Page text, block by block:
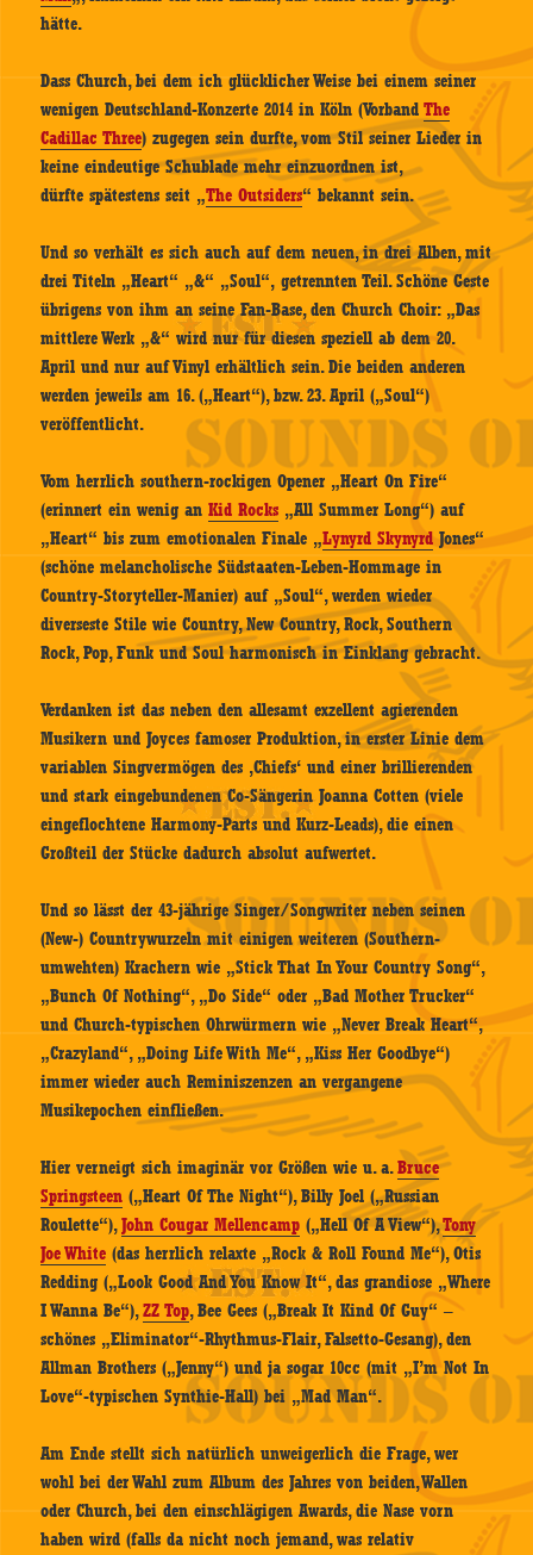
hätte.
Dass Church, bei dem ich glücklicher Weise bei einem seiner
wenigen Deutschland-Konzerte 2014 in Köln (VorbandThe
Cadillac Three) zugegen sein durfte, vom Stil seiner Lieder in
keine eindeutige Schublade mehr einzuordnen ist,
dürfte spätestens seit „The Outsiders“ bekannt sein.
Und so verhält es sich auch auf dem neuen, in drei Alben, mit
drei Titeln „Heart“ „&“ „Soul“, getrennten Teil. Schöne Geste
übrigens von ihm an seine Fan-Base, den Church Choir: „Das
mittlere Werk „&“ wird nur für diesen speziell ab dem 20.
April und nur auf Vinyl erhältlich sein. Die beiden anderen
werden jeweils am 16. („Heart“), bzw. 23. April („Soul“)
veröffentlicht.
Vom herrlich southern-rockigen Opener „Heart On Fire“
(erinnert ein wenig anKid Rocks „All Summer Long“) auf
„Heart“ bis zum emotionalen Finale „Lynyrd Skynyrd Jones“
(schöne melancholische Südstaaten-Leben-Hommage in
Country-Storyteller-Manier) auf „Soul“, werden wieder
diverseste Stile wie Country, New Country, Rock, Southern
Rock, Pop, Funk und Soul harmonisch in Einklang gebracht.
Verdanken ist das neben den allesamt exzellent agierenden
Musikern und Joyces famoser Produktion, in erster Linie dem
variablen Singvermögen des ‚Chiefs‘ und einer brillierenden
und stark eingebundenen Co-Sängerin Joanna Cotten (viele
eingeflochtene Harmony-Parts und Kurz-Leads), die einen
Großteil der Stücke dadurch absolut aufwertet.
Und so lässt der 43-jährige Singer/Songwriter neben seinen
(New-) Countrywurzeln mit einigen weiteren (Southern-
umwehten) Krachern wie „Stick That In Your Country Song“,
„Bunch Of Nothing“, „Do Side“ oder „Bad Mother Trucker“
und Church-typischen Ohrwürmern wie „Never Break Heart“,
„Crazyland“, „Doing Life With Me“, „Kiss Her Goodbye“)
immer wieder auch Reminiszenzen an vergangene
Musikepochen einfließen.
Hier verneigt sich imaginär vor Größen wie u. a.Bruce
Springsteen („Heart Of The Night“), Billy Joel („Russian
Roulette“),John Cougar Mellencamp („Hell Of A View“),Tony
Joe White (das herrlich relaxte „Rock & Roll Found Me“), Otis
Redding („Look Good And You Know It“, das grandiose „Where
I Wanna Be“),ZZ Top, Bee Gees („Break It Kind Of Guy“ –
schönes „Eliminator“-Rhythmus-Flair, Falsetto-Gesang), den
Allman Brothers („Jenny“) und ja sogar 10cc (mit „I’m Not In
Love“-typischen Synthie-Hall) bei „Mad Man“.
Am Ende stellt sich natürlich unweigerlich die Frage, wer
wohl bei der Wahl zum Album des Jahres von beiden, Wallen
oder Church, bei den einschlägigen Awards, die Nase vorn
haben wird (falls da nicht noch jemand, was relativ